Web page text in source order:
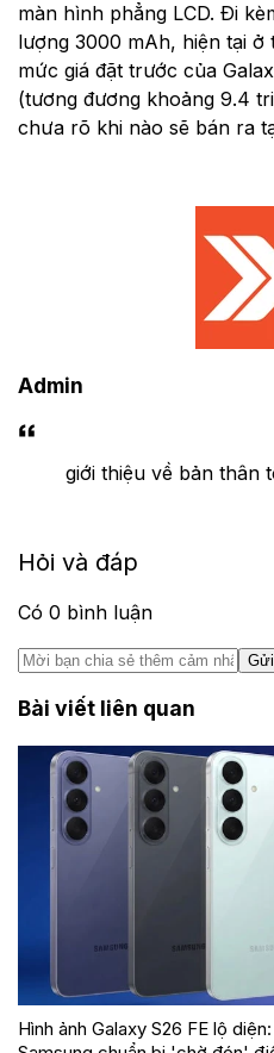
màn hình phẳng LCD. Đi
lượng 3000 mAh, hiện tại
mức giá đặt trước của
(tương đương khoảng 9.4
chưa rõ khi nào sẽ bán ra
Admin
giới thiệu về bản thân
Hỏi và đáp
Có 0 bình luận
Bài viết liên quan
Hình ảnh Galaxy S26 FE lộ